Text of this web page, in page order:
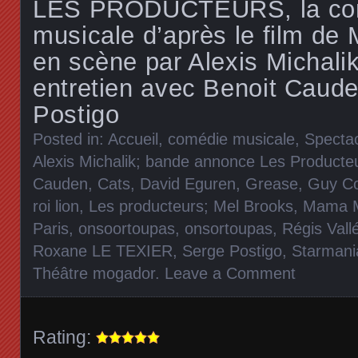
LES PRODUCTEURS, la
musicale d’après le film de
en scène par Alexis
entretien avec Benoit
Postigo
Posted in: Accueil, comédie musicale,
Alexis Michalik; bande annonce Les
Cauden, Cats, David Eguren, Grease, Guy
roi lion, Les producteurs; Mel Brooks, Mama
Paris, onsoortoupas, onsortoupas, Régis
Roxane LE TEXIER, Serge Postigo,
Théâtre mogador. Leave a Comment
Rating: